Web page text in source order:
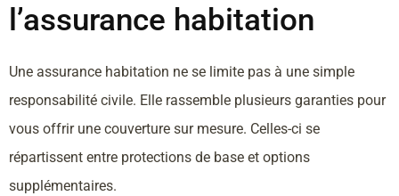
l’assurance habitation
Une assurance habitation ne se limite pas à une simple
responsabilité civile. Elle rassemble plusieurs garanties pour
vous offrir une couverture sur mesure. Celles-ci se
répartissent entre protections de base et options
supplémentaires.